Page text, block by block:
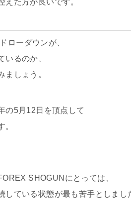
えた方が良いです。
ローダウンが、
いるのか、
ましょう。
の5月12日を頂点して
。
SHOGUNにとっては、
ている状態が最も苦手としまし